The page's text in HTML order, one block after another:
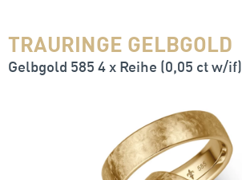
TRAURINGE GELBGOLD
Gelbgold 585 4 x Reihe (0,05 ct w/if)